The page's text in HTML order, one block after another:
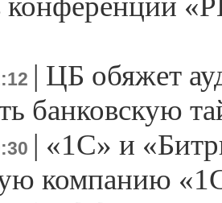
| ЦБ обяжет
банковскую
| «1С» и
компанию